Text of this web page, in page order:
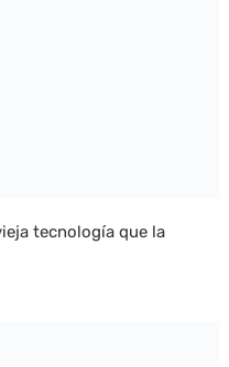
tecnología que la